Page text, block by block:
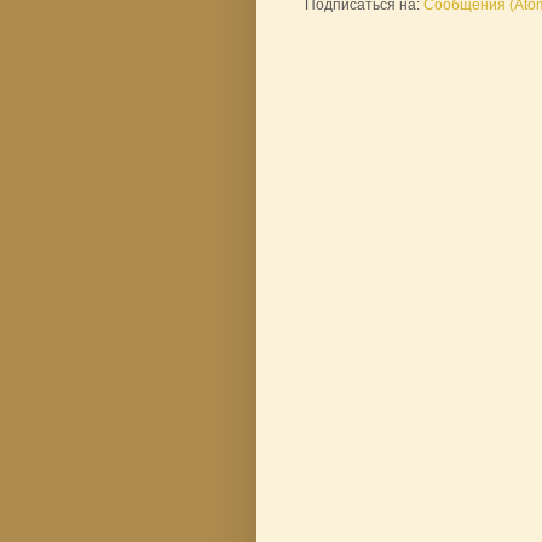
Подписаться на: Сообщения